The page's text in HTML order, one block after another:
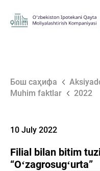
Бош саҳифа
Muhim faktlar
2022
10 July 2022
Filial bilan bitim
“Oʻzagrosugʻurta”